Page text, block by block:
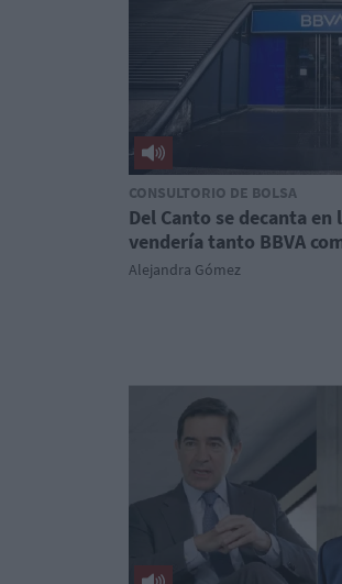
CONSULTORIO DE BOLSA
Del Canto se decanta en
vendería tanto BBVA
Alejandra Gómez